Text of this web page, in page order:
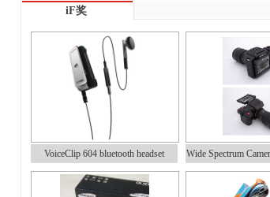
iF奖
VoiceClip 604 bluetooth headset Wide Spectrum